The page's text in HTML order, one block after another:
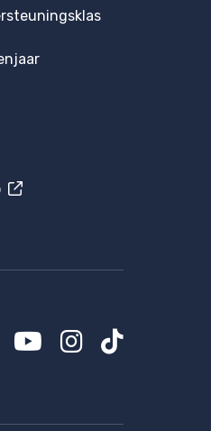
YouTube
Instagram
TikTok